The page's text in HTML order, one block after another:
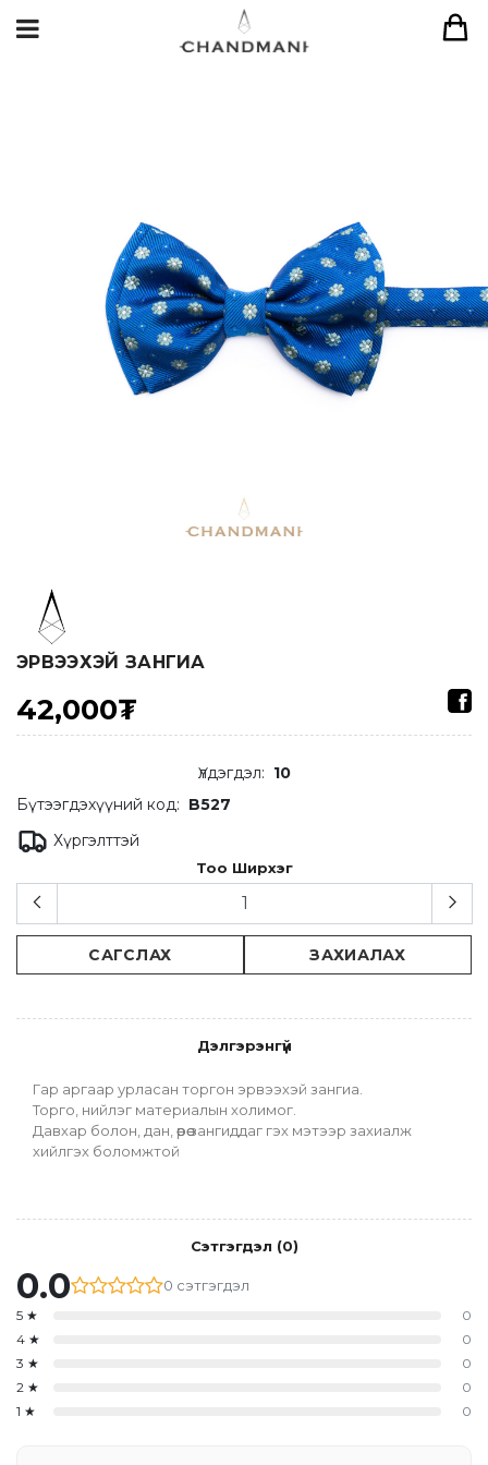
ЭРВЭЭХЭЙ ЗАНГИА
42,000₮
Үлдэгдэл: 10
Бүтээгдэхүүний код: B527
Хүргэлттэй
Тоо Ширхэг
САГСЛАХ ЗАХИАЛАХ
Дэлгэрэнгүй
Гар аргаар урласан торгон эрвээхэй зангиа.
Торго, нийлэг материалын холимог.
Давхар болон, дан, өөрөө зангиддаг гэх мэтээр захиалж
хийлгэх боломжтой
Сэтгэгдэл (0)
0.0 0 сэтгэгдэл
5 ★
0
4 ★
0
3 ★
0
2 ★
0
1 ★ 0